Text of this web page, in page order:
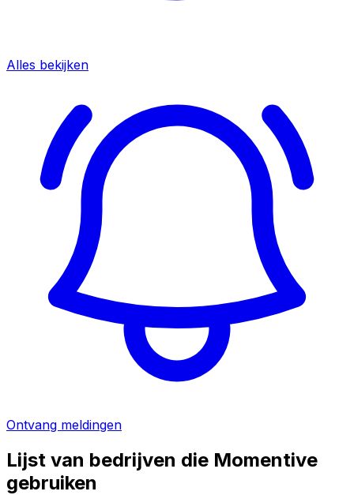
Alles bekijken
Ontvang meldingen
Lijst van bedrijven die Momentive
gebruiken